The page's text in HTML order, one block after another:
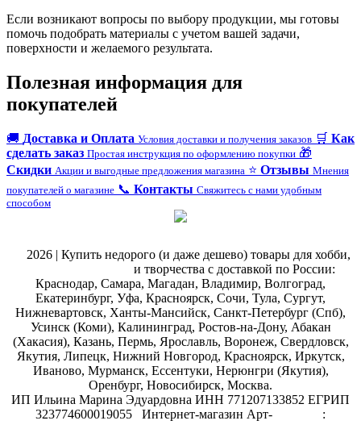
Если возникают вопросы по выбору продукции, мы готовы
помочь подобрать материалы с учетом вашей задачи,
поверхности и желаемого результата.
Полезная информация для
покупателей
🚚 Доставка и Оплата Условия доставки и получения заказов 🛒 Как
сделать заказ Простая инструкция по оформлению покупки 🎁
Скидки Акции и выгодные предложения магазина ⭐ Отзывы Мнения
покупателей о магазине 📞 Контакты Свяжитесь с нами удобным
способом
2026 | Купить недорого (и даже дешево) товары для хобби,
и творчества с доставкой по России:
Краснодар, Самара, Магадан, Владимир, Волгоград,
Екатеринбург, Уфа, Красноярск, Сочи, Тула, Сургут,
Нижневартовск, Ханты-Мансийск, Санкт-Петербург (Спб),
Усинск (Коми), Калининград, Ростов-на-Дону, Абакан
(Хакасия), Казань, Пермь, Ярославль, Воронеж, Свердловск,
Якутия, Липецк, Нижний Новгород, Красноярск, Иркутск,
Иваново, Мурманск, Ессентуки, Нерюнгри (Якутия),
Оренбург, Новосибирск, Москва.
ИП Ильина Марина Эдуардовна ИНН 771207133852 ЕГРИП
323774600019055
Интернет-магазин Арт-
: